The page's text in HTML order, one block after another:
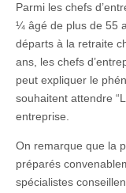
Parmi les chefs
¼ âgé de plus de 55
départs à la retraite
ans, les chefs
peut expliquer le
souhaitent attendre
entreprise.
On remarque que la
préparés
spécialistes